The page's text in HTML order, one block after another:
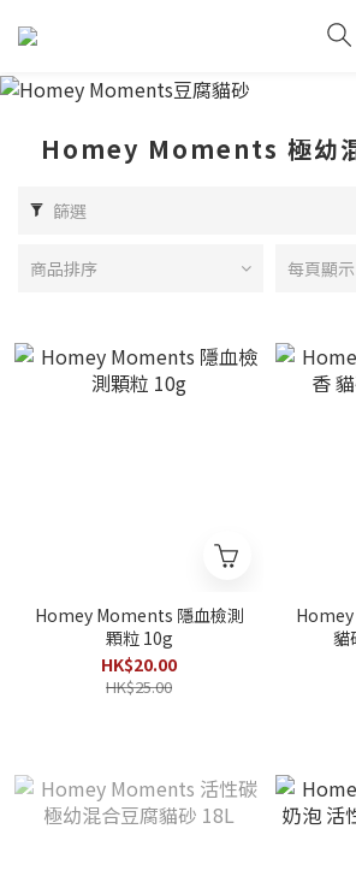
Homey Moments 極幼
篩選
商品排序 每頁顯
Homey Moments 隱血檢測
顆粒 10g
HK$20.00
HK$25.00
貓